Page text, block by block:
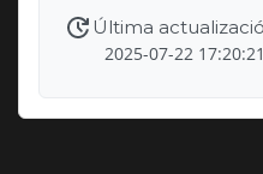
2025-07-22 17:20:21